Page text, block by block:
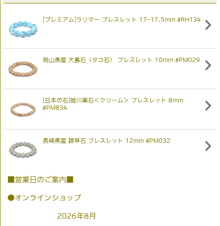
[プレミアム]ラリマー ブレスレット 17-17.5mm #RH134
岡山県産 犬島石（タコ石） ブレスレット 10mm #PM029
[日本の石]姫川薬石＜クリーム＞ ブレスレット 8mm
#PM834
長崎県産 諫早石 ブレスレット 12mm #PM032
■営業日のご案内■
●オンラインショップ
2026年8月